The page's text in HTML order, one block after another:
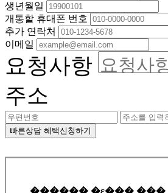
생년월일
개통할 휴대폰 번호
추가 연락처
이메일
요청사항
주소
빠른상담 혜택신청하기